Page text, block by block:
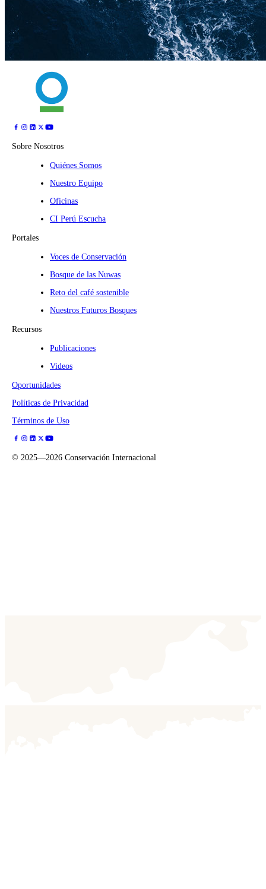
Sobre Nosotros
Quiénes Somos
Nuestro Equipo
Oficinas
CI Perú Escucha
Portales
Voces de Conservación
Bosque de las Nuwas
Reto del café sostenible
Nuestros Futuros Bosques
Recursos
Publicaciones
Videos
Oportunidades
Políticas de Privacidad
Términos de Uso
© 2025—2026 Conservación Internacional